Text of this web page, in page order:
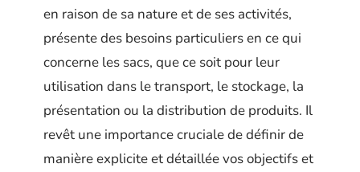
en raison de sa nature et de ses activités,
présente des besoins particuliers en ce qui
concerne les sacs, que ce soit pour leur
utilisation dans le transport, le stockage, la
présentation ou la distribution de produits. Il
revêt une importance cruciale de définir de
manière explicite et détaillée vos objectifs et